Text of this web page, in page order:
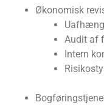
Økonomisk
Audit af
Intern